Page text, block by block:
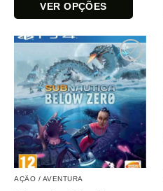
VER OPÇÕES
produto
várias
variantes.
As
opções
podem
ser
escolhidas
AÇÃO / AVENTURA